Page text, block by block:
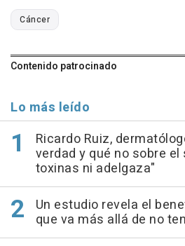
Cáncer
Contenido patrocinado
Lo más leído
Ricardo Ruiz,
verdad y qué no sobre
toxinas ni adelgaza"
Un estudio revela el
que va más allá de no